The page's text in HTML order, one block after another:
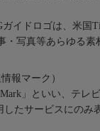
イドロゴは、米国
写真等あらゆる素
報マーク）
」といい、テレ
したサービスにのみ